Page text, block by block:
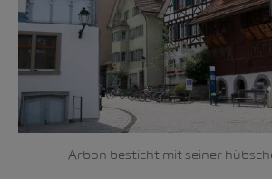
Arbon besticht mit seiner